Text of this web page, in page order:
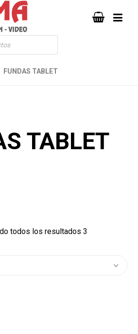
FUNDAS TABLET
TABLET
todos los resultados 3